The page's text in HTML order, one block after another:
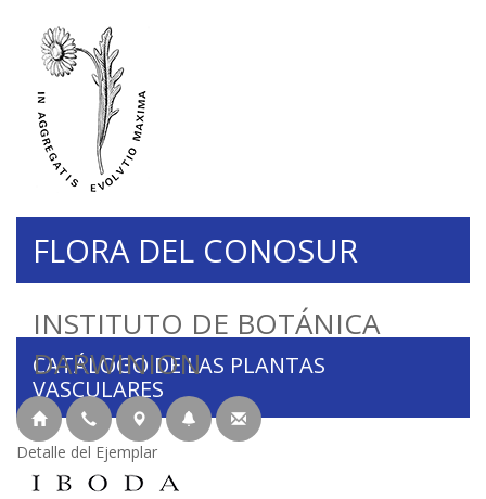
INSTITUTO DE BOTÁNICA
DARWINION
FLORA DEL CONOSUR
CATÁLOGO DE LAS PLANTAS
VASCULARES
Detalle del Ejemplar